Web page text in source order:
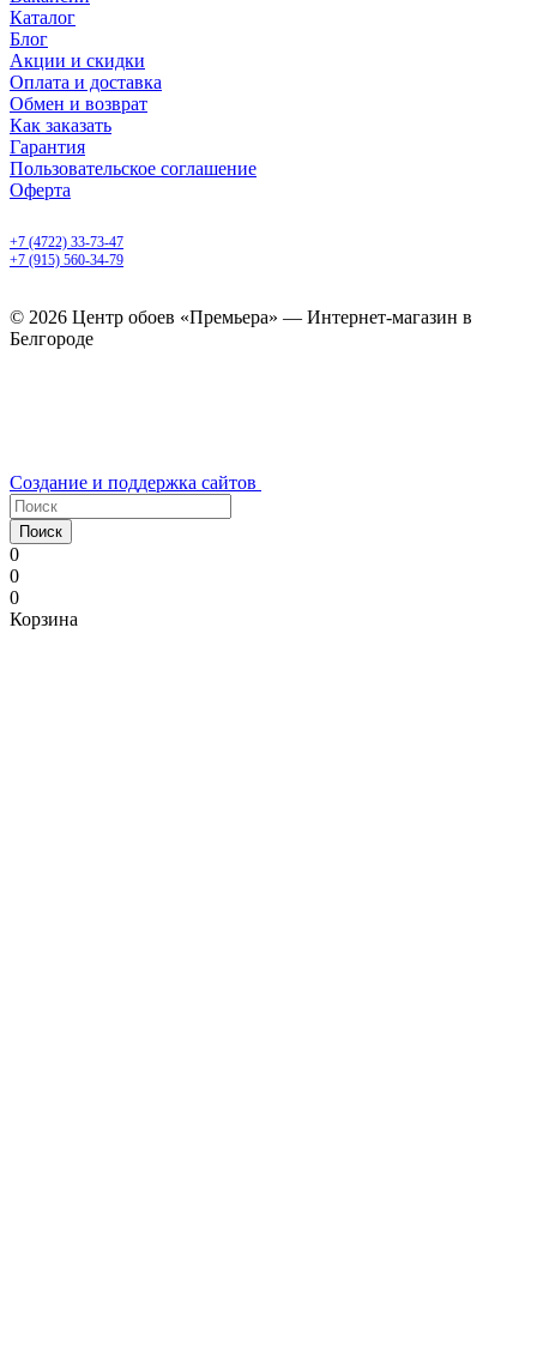
Каталог
Блог
Акции и скидки
Оплата и доставка
Обмен и возврат
Как заказать
Гарантия
Пользовательское соглашение
Оферта
+7 (4722) 33-73-47
+7 (915) 560-34-79
© 2026 Центр обоев «Премьера» — Интернет-магазин в
Белгороде
Создание и поддержка сайтов
Поиск
0
0
0
Корзина